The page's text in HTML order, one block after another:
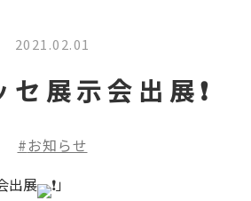
2021.02.01
展示会出展❗️
お知らせ
出展
」